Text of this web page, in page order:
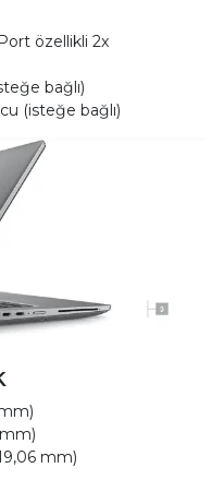
özellikli 2x
bağlı)
(isteğe bağlı)
mm)
mm)